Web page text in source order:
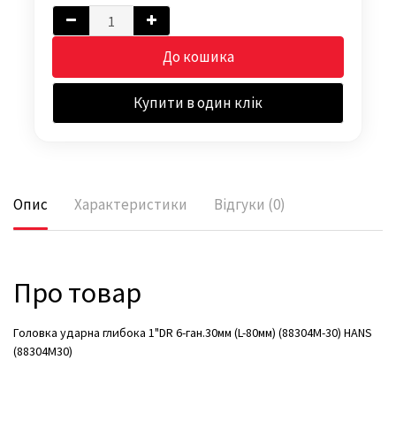
До кошика
Купити в один клік
Опис Характеристики Відгуки (0)
Про товар
Головка ударна глибока 1"DR 6-ган.30мм (L-80мм) (88304M-30) HANS
(88304М30)